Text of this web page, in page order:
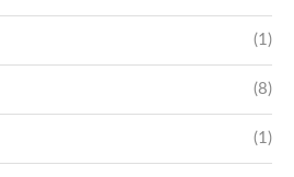
(1)
(8)
(1)